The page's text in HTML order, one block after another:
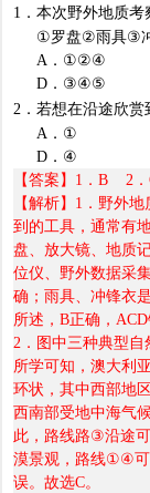
1 ．本次野外地质
①罗盘②雨具③
A ． ①②④
D ． ③④⑤
2 ．若想在沿途欣
A ． ①
D ． ④
【答案】 1 ．B 2 ．
【解析】 1 ．野外
到的工具，通常有
盘、放大镜、地质
位仪、野外数据采
确；雨具、冲锋衣
所述，B正确，ACD
2 ．图中三种典型
所学可知，澳大利
环状，其中西部地
西南部受地中海气
此，路线路③沿途
漠景观，路线①④
误。故选C。